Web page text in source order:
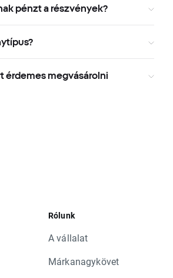
pénzt a részvények?
érdemes megvásárolni
Rólunk
A vállalat
Márkanagykövet